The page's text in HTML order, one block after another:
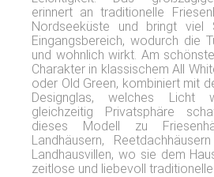
erinnert an traditionelle
Nordseeküste und bringt viel
Eingangsbereich, wodurch die
und wohnlich wirkt. Am
Charakter in klassischem All
oder Old Green, kombiniert mit
Designglas, welches Licht
gleichzeitig Privatsphäre
dieses Modell zu
Landhäusern,
Landhausvillen, wo sie dem
zeitlose und liebevoll